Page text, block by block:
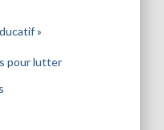
»
pour lutter